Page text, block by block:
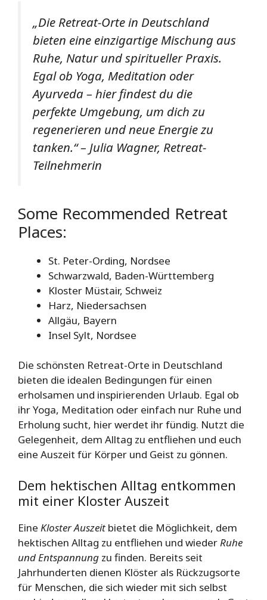
„Die Retreat-Orte in Deutschland
bieten eine einzigartige Mischung aus
Ruhe, Natur und spiritueller Praxis.
Egal ob Yoga, Meditation oder
Ayurveda – hier findest du die
perfekte Umgebung, um dich zu
regenerieren und neue Energie zu
tanken.“ – Julia Wagner, Retreat-
Teilnehmerin
Some Recommended Retreat
Places:
St. Peter-Ording, Nordsee
Schwarzwald, Baden-Württemberg
Kloster Müstair, Schweiz
Harz, Niedersachsen
Allgäu, Bayern
Insel Sylt, Nordsee
Die schönsten Retreat-Orte in Deutschland
bieten die idealen Bedingungen für einen
erholsamen und inspirierenden Urlaub. Egal ob
ihr Yoga, Meditation oder einfach nur Ruhe und
Erholung sucht, hier werdet ihr fündig. Nutzt die
Gelegenheit, dem Alltag zu entfliehen und euch
eine Auszeit für Körper und Geist zu gönnen.
Dem hektischen Alltag entkommen
mit einer Kloster Auszeit
Eine Kloster Auszeit bietet die Möglichkeit, dem
hektischen Alltag zu entfliehen und wiederRuhe
und Entspannung zu finden. Bereits seit
Jahrhunderten dienen Klöster als Rückzugsorte
für Menschen, die sich wieder mit sich selbst